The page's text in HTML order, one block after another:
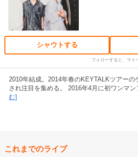
シャウトする
フォローすると、マイ
2010年結成。2014年春のKEYTALKツアーの
され注目を集める。 2016年4月に初ワンマ
む]
これまでのライブ